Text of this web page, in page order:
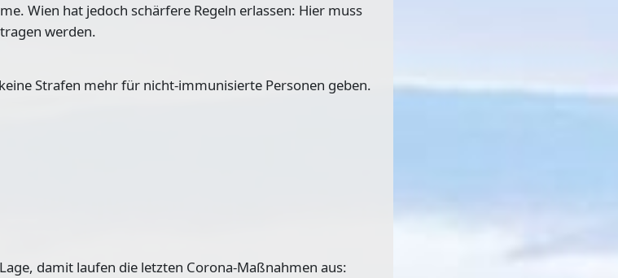
Wien hat jedoch schärfere Regeln erlassen: Hier muss
werden.
Strafen mehr für nicht-immunisierte Personen geben.
damit laufen die letzten Corona-Maßnahmen aus: